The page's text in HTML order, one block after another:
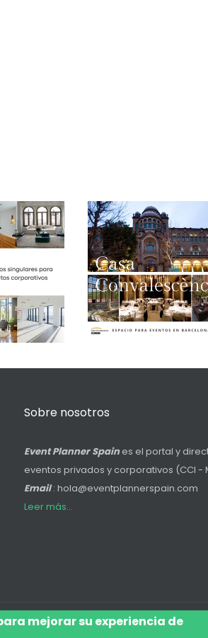
Sobre nosotros
Event Planner Spaines el portal y
eventos privados y corporativos (CCI -
Email: hola@eventplannerspain.com
Leer más...
mejorar su experiencia de